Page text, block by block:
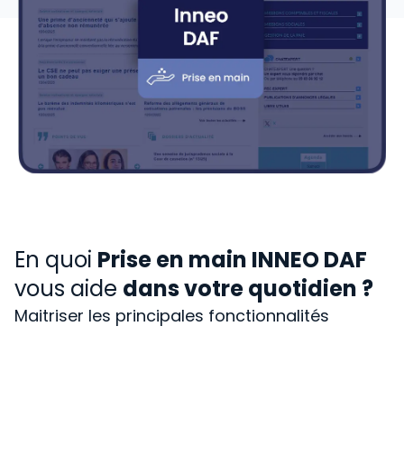
En quoi Prise en main INNEO DAF
vous aide dans votre quotidien ?
Maitriser les principales fonctionnalités